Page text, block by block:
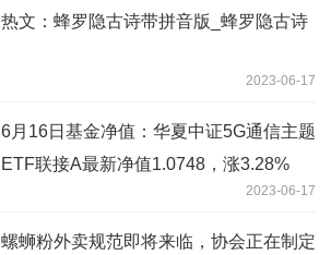
热文：蜂罗隐古诗带拼音版_蜂罗隐古诗
2023-06-17
6月16日基金净值：华夏中证5G通信主题
ETF联接A最新净值1.0748，涨3.28%
2023-06-17
螺蛳粉外卖规范即将来临，协会正在制定